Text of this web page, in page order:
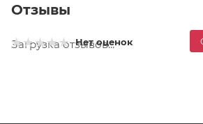
Отзывы
Нет оценок
Загрузка отзывов...